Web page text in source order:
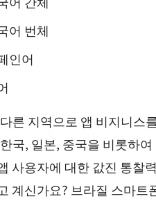
어 번체
인어
른 지역으로 앱 비지니스
국, 일본, 중국을 비롯하여
사용자에 대한 값진 통찰
계신가요? 브라질 스마트